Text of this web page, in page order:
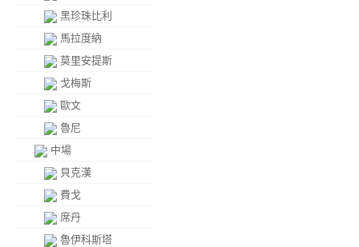
黑珍珠比利
馬拉度納
莫里安提斯
戈梅斯
歐文
魯尼
中場
貝克漢
費戈
席丹
魯伊科斯塔